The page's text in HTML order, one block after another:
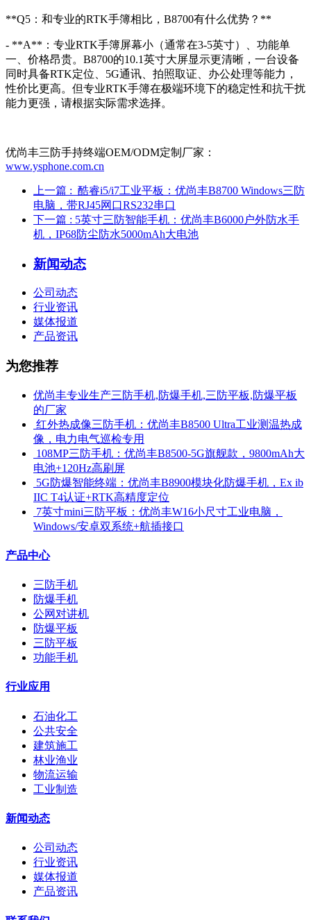
**Q5：和专业的RTK手簿相比，B8700有什么优势？**
- **A**：专业RTK手簿屏幕小（通常在3-5英寸）、功能单
一、价格昂贵。B8700的10.1英寸大屏显示更清晰，一台设备
同时具备RTK定位、5G通讯、拍照取证、办公处理等能力，
性价比更高。但专业RTK手簿在极端环境下的稳定性和抗干扰
能力更强，请根据实际需求选择。
优尚丰三防手持终端OEM/ODM定制厂家：
www.ysphone.com.cn
上一篇 : ​ 酷睿i5/i7工业平板：优尚丰B8700 Windows三防
电脑，带RJ45网口RS232串口
下一篇 : 5英寸三防智能手机：优尚丰B6000户外防水手
机，IP68防尘防水5000mAh大电池
新闻动态
公司动态
行业资讯
媒体报道
产品资讯
为您推荐
优尚丰专业生产三防手机,防爆手机,三防平板,防爆平板
的厂家
​ 红外热成像三防手机：优尚丰B8500 Ultra工业测温热成
像，电力电气巡检专用
​ 108MP三防手机：优尚丰B8500-5G旗舰款，9800mAh大
电池+120Hz高刷屏
​ 5G防爆智能终端：优尚丰B8900模块化防爆手机，Ex ib
IIC T4认证+RTK高精度定位
​ 7英寸mini三防平板：优尚丰W16小尺寸工业电脑，
Windows/安卓双系统+航插接口
产品中心
三防手机
防爆手机
公网对讲机
防爆平板
三防平板
功能手机
行业应用
石油化工
公共安全
建筑施工
林业渔业
物流运输
工业制造
新闻动态
公司动态
行业资讯
媒体报道
产品资讯